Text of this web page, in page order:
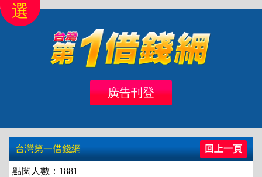
桃竹苗 中彰投
選
廣告刊登
台灣第一借錢網 回上一頁
點閱人數：1881